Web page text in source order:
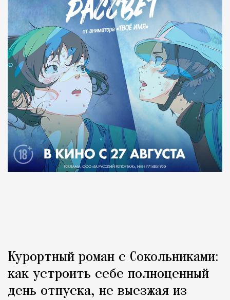
Курортный роман с Сокольниками:
как устроить себе полноценный
день отпуска, не выезжая из